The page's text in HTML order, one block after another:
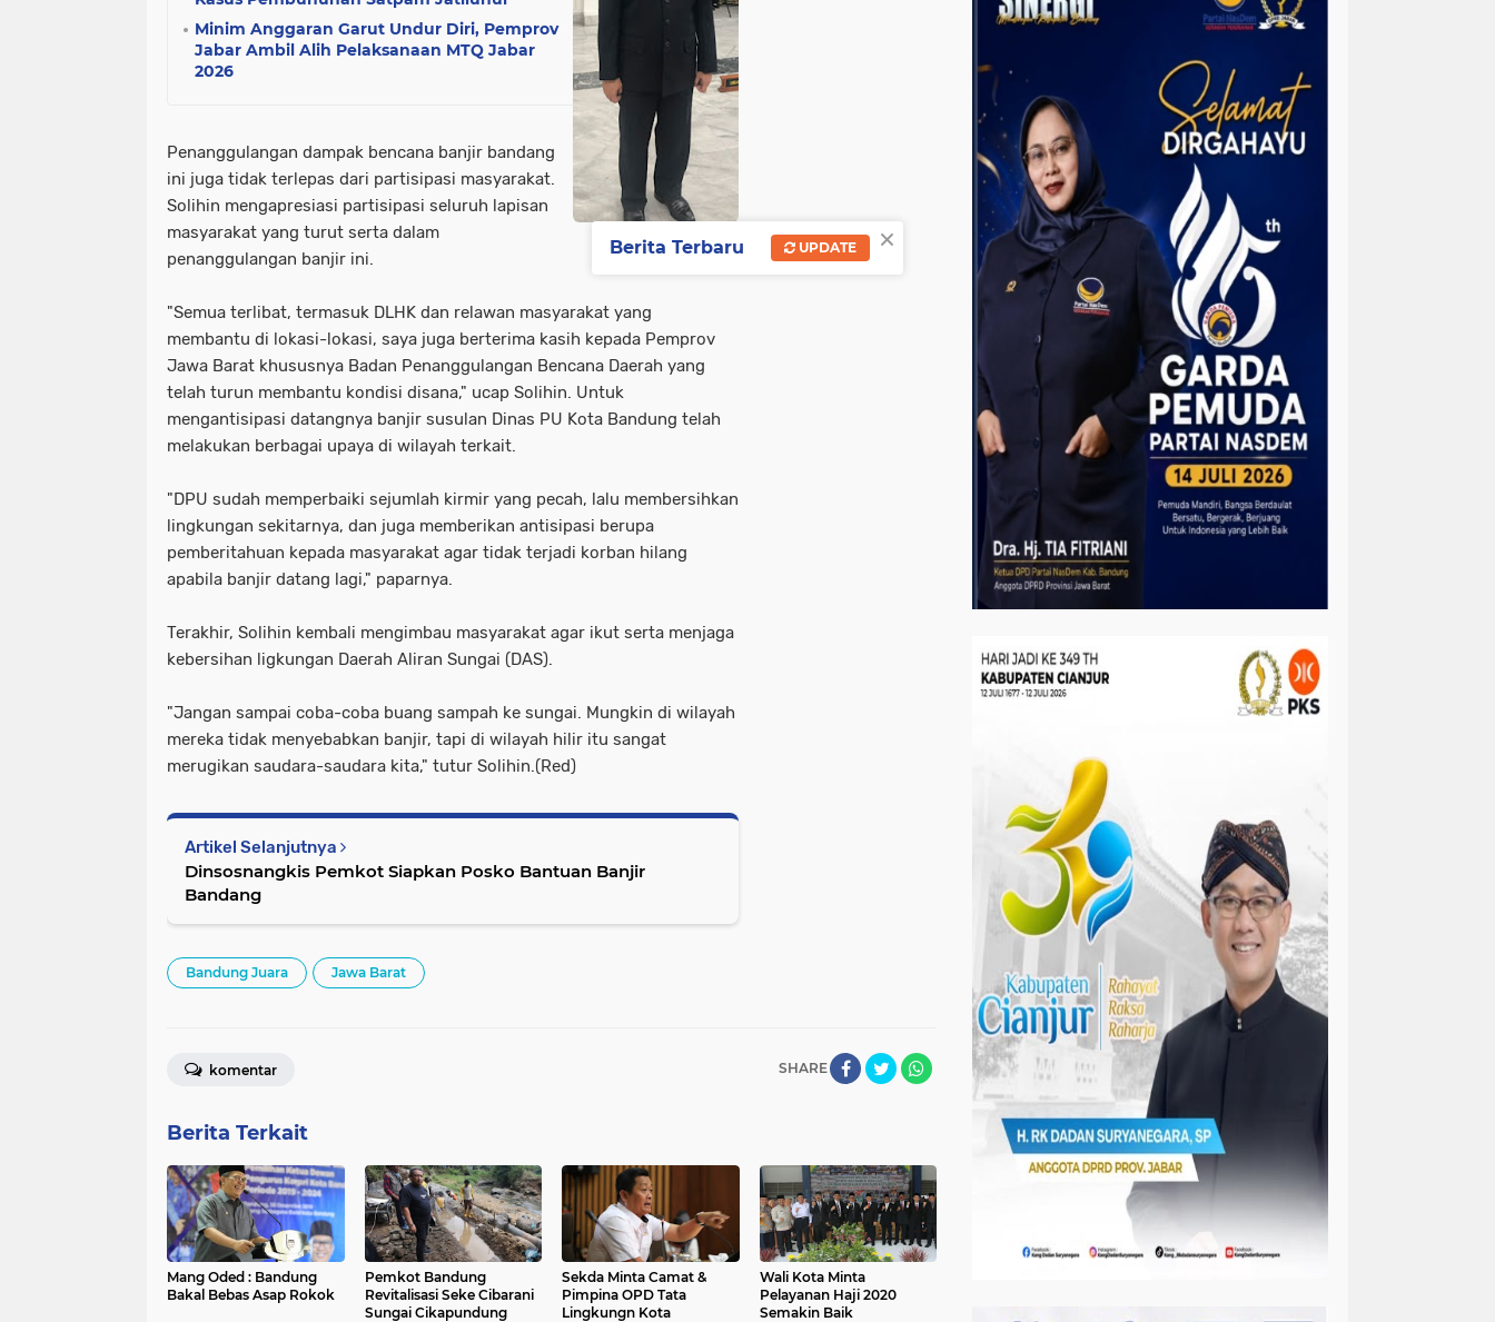
Minim Anggaran Garut Undur Diri, Pemprov
Jabar Ambil Alih Pelaksanaan MTQ Jabar
2026
Penanggulangan dampak bencana banjir bandang
ini juga tidak terlepas dari partisipasi masyarakat.
Solihin mengapresiasi partisipasi seluruh lapisan
masyarakat yang turut serta dalam
penanggulangan banjir ini.
"Semua terlibat, termasuk DLHK dan relawan masyarakat yang
membantu di lokasi-lokasi, saya juga berterima kasih kepada Pemprov
Jawa Barat khususnya Badan Penanggulangan Bencana Daerah yang
telah turun membantu kondisi disana," ucap Solihin. Untuk
mengantisipasi datangnya banjir susulan Dinas PU Kota Bandung telah
melakukan berbagai upaya di wilayah terkait.
"DPU sudah memperbaiki sejumlah kirmir yang pecah, lalu membersihkan
lingkungan sekitarnya, dan juga memberikan antisipasi berupa
pemberitahuan kepada masyarakat agar tidak terjadi korban hilang
apabila banjir datang lagi," paparnya.
Terakhir, Solihin kembali mengimbau masyarakat agar ikut serta menjaga
kebersihan ligkungan Daerah Aliran Sungai (DAS).
"Jangan sampai coba-coba buang sampah ke sungai. Mungkin di wilayah
mereka tidak menyebabkan banjir, tapi di wilayah hilir itu sangat
merugikan saudara-saudara kita," tutur Solihin.(Red)
Artikel Selanjutnya
Dinsosnangkis Pemkot Siapkan Posko Bantuan Banjir
Bandang
Bandung Juara Jawa Barat
SHARE
komentar
Berita Terkait
Mang Oded : Bandung
Bakal Bebas Asap Rokok
Pemkot Bandung
Revitalisasi Seke Cibarani
Sungai Cikapundung
Sekda Minta Camat &
Pimpina OPD Tata
Lingkungn Kota
Wali Kota Minta
Pelayanan Haji 2020
Semakin Baik
×
Berita Terbaru UPDATE